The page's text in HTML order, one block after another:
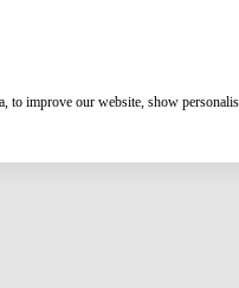
to improve our website, show